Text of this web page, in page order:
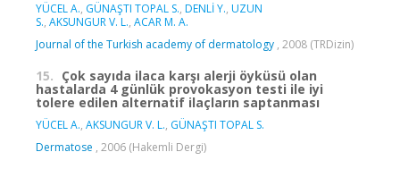
YÜCEL A., GÜNAŞTI TOPAL S., DENLİ Y., UZUN
S., AKSUNGUR V. L., ACAR M. A.
Journal of the Turkish academy of dermatology , 2008 (TRDizin)
15. Çok sayıda ilaca karşı alerji öyküsü olan
hastalarda 4 günlük provokasyon testi ile iyi
tolere edilen alternatif ilaçların saptanması
YÜCEL A., AKSUNGUR V. L., GÜNAŞTI TOPAL S.
Dermatose , 2006 (Hakemli Dergi)